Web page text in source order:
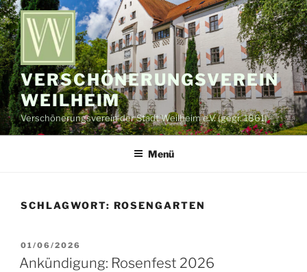
Zum
Inhalt
springen
VERSCHÖNERUNGSVEREIN
WEILHEIM
Verschönerungsverein der Stadt Weilheim e.V. (gegr. 1861)
Menü
SCHLAGWORT: ROSENGARTEN
VERÖFFENTLICHT
AM
01/06/2026
Ankündigung: Rosenfest 2026